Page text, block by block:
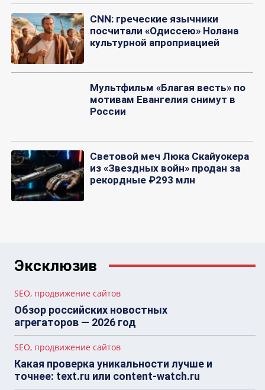
CNN: греческие язычники
посчитали «Одиссею» Нолана
культурной апроприацией
Мультфильм «Благая весть» по
мотивам Евангелия снимут в
России
Световой меч Люка Скайуокера
из «Звездных войн» продан за
рекордные ₽293 млн
Эксклюзив
SEO, продвижение сайтов
Обзор российских новостных
агрегаторов — 2026 год
SEO, продвижение сайтов
Какая проверка уникальности лучше и
точнее: text.ru или content-watch.ru